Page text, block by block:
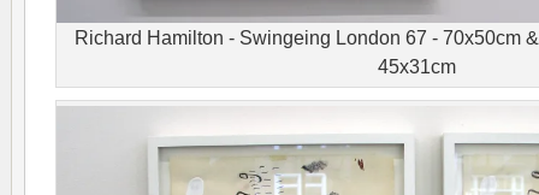
Richard Hamilton - Swingeing London 67 - 70x50cm
45x31cm